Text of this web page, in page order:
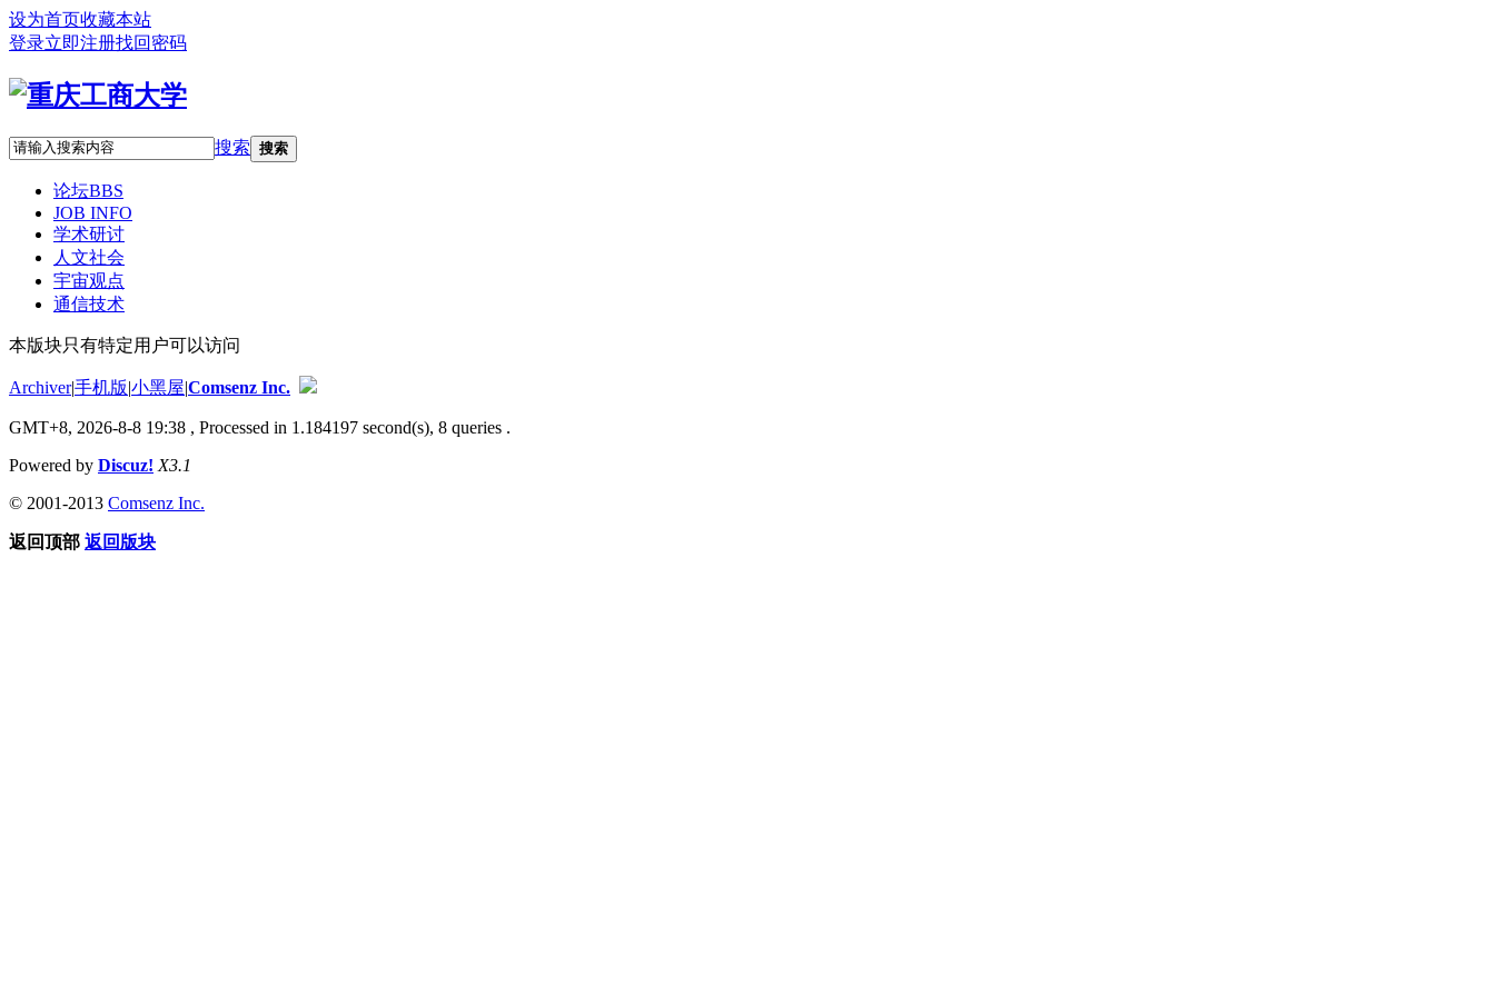
设为首页收藏本站
登录立即注册找回密码
搜索 搜索
论坛BBS
JOB INFO
学术研讨
人文社会
宇宙观点
通信技术
本版块只有特定用户可以访问
Archiver|手机版|小黑屋|Comsenz Inc.
GMT+8, 2026-8-8 19:38 , Processed in 1.184197 second(s), 8 queries .
Powered by Discuz! X3.1
© 2001-2013 Comsenz Inc.
返回顶部 返回版块